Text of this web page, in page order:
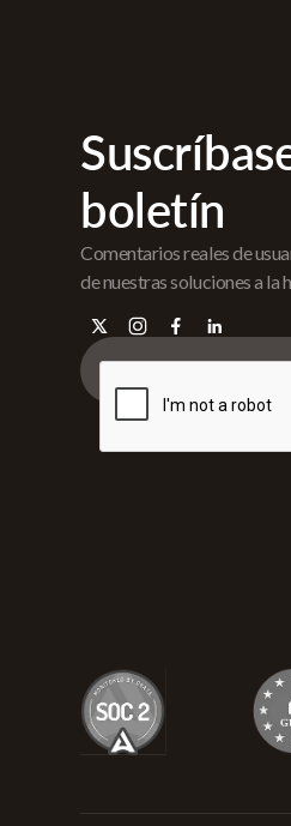
boletín
Comentarios reales de
de nuestras soluciones a la